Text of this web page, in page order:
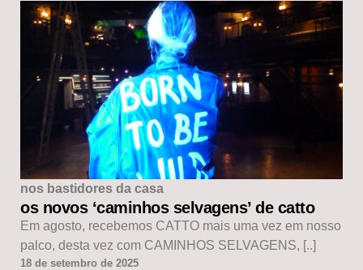
nos bastidores da casa
os novos ‘caminhos selvagens’ de catto
Em agosto, recebemos CATTO mais uma vez em nosso
palco, desta vez com CAMINHOS SELVAGENS, [..]
18 de setembro de 2025